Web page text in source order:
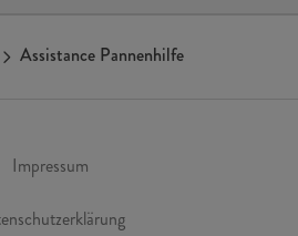
Impressum
Assistance Pannenhilfe